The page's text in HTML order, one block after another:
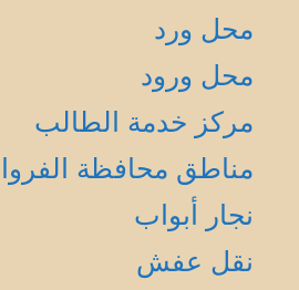
محل ورد
محل ورود
مركز خدمة الطالب
مناطق محافظة
نجار أبواب
نقل عفش